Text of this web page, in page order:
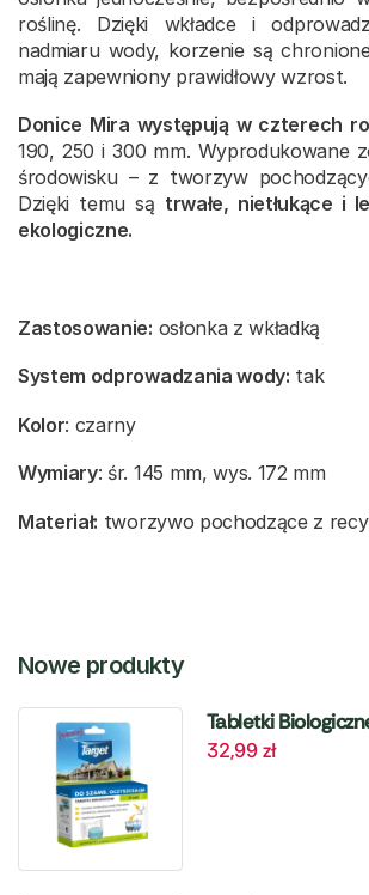
roślinę. Dzięki wkładce i
nadmiaru wody, korzenie są
mają zapewniony prawidłowy wzrost.
Donice Mira występują w czterech
190, 250 i 300 mm. Wyprodukowane
środowisku – z tworzyw
Dzięki temu są trwałe, nietłukące i
ekologiczne.
Zastosowanie: osłonka z wkładką
System odprowadzania wody: tak
Kolor: czarny
Wymiary: śr. 145 mm, wys. 172 mm
Materiał: tworzywo pochodzące z
Nowe produkty
Tabletki
Oczyszczalni – 6
32,99zł